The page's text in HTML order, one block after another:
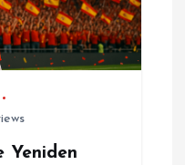
Yeniden